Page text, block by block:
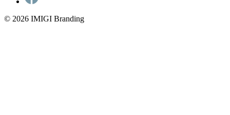
© 2026 IMIGI Branding